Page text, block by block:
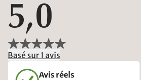
5,0
Basé sur 1 avis
Avis réels